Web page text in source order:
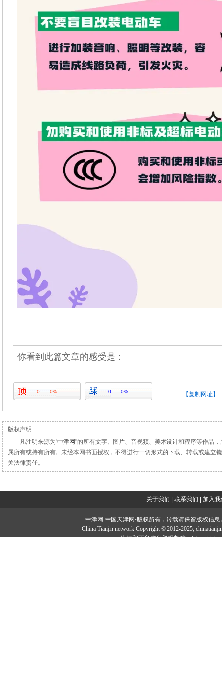
你看到此篇文章的感受是：
0 0% 0 0% 【复制网址】
版权声明
凡注明来源为"中津网"的所有文字、图片、音视频、美术设计和程序等作品
属所有或持有所有。未经本网书面授权，不得进行一切形式的下载、转载或建立
关法律责任。
关于我们 联系我们 加入我
中津网-中国天津网•版权所有，转载请保留版权信息
China Tianjin network Copyright © 2012-2025,
违法和不良信息举报邮箱：